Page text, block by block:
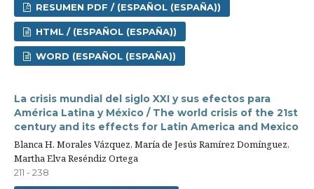
RESUMEN PDF / (ESPAÑOL (ESPAÑA))
HTML / (ESPAÑOL (ESPAÑA))
WORD (ESPAÑOL (ESPAÑA))
La crisis mundial del siglo XXI y sus efectos para
América Latina y México / The world crisis of the 21st
century and its effects for Latin America and Mexico
Blanca H. Morales Vázquez, María de Jesús Ramírez Domínguez,
Martha Elva Reséndiz Ortega
211 - 238